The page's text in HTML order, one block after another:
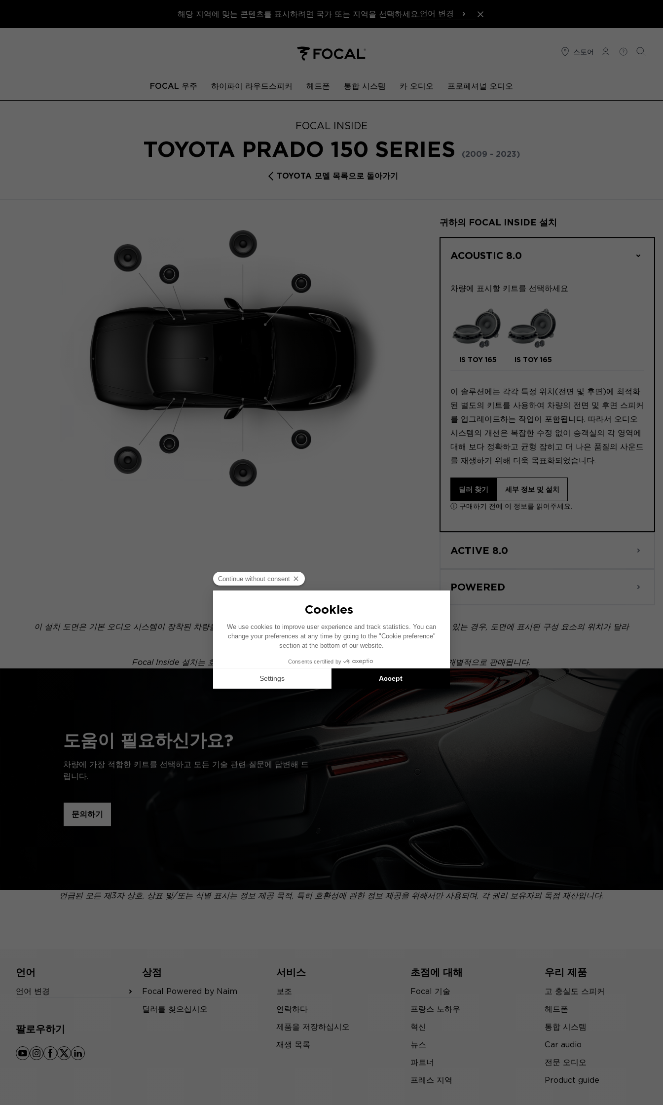
해당 지역에 맞는 콘텐츠를 표시하려면 국가 또는 지역을 선택하세요. 언어 변경
스토어
연결 도움말검색
FOCAL 우주 하이파이 라우드스피커 헤드폰 통합 시스템 카 오디오 프로페셔널 오디오
FOCAL INSIDE
TOYOTA PRADO 150 SERIES (2009 - 2023)
TOYOTA 모델 목록으로 돌아가기
귀하의 FOCAL INSIDE 설치
ACOUSTIC 8.0
차량에 표시할 키트를 선택하세요.
IS TOY 165 IS TOY 165
이 솔루션에는 각각 특정 위치(전면 및 후면)에 최적화
된 별도의 키트를 사용하여 차량의 전면 및 후면 스피커
를 업그레이드하는 작업이 포함됩니다. 따라서 오디오
시스템의 개선은 복잡한 수정 없이 승객실의 각 영역에
대해 보다 정확하고 균형 잡히고 더 나은 품질의 사운드
를 재생하기 위해 더욱 목표화되었습니다.
딜러 찾기 세부 정보 및 설치
ⓘ 구매하기 전에 이 정보를 읽어주세요.
ACTIVE 8.0
POWERED
이 설치 도면은 기본 오디오 시스템이 장착된 차량을 기준으로 제작되었습니다. 차량에 특정 하이파이 옵션이 장착되어 있는 경우, 도면에 표시된 구성 요소의 위치가 달라
질 수 있습니다.
Focal Inside 설치는 호환 가능한 제품에 대한 제안입니다: 각 구성 요소는 패키지가 아닌 개별적으로 판매됩니다.
도움이 필요하신가요?
차량에 가장 적합한 키트를 선택하고 모든 기술 관련 질문에 답변해 드
립니다.
문의하기
언급된 모든 제3자 상호, 상표 및/또는 식별 표시는 정보 제공 목적, 특히 호환성에 관한 정보 제공을 위해서만 사용되며, 각 권리 보유자의 독점 재산입니다.
언어
언어 변경
팔로우하기
youtube
instagram
facebook
x linkedin
상점
Focal Powered by Naim
딜러를 찾으십시오
서비스
보조
연락하다
제품을 저장하십시오
재생 목록
초점에 대해
Focal 기술
프랑스 노하우
혁신
뉴스
파트너
프레스 지역
우리 제품
고 충실도 스피커
헤드폰
통합 시스템
Car audio
전문 오디오
Product guide